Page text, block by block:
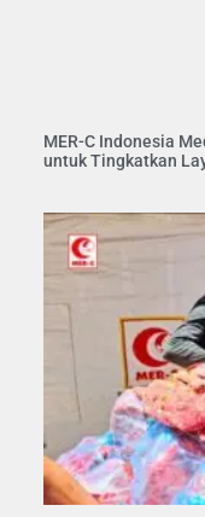
MER-C Indonesia
untuk Tingkatkan